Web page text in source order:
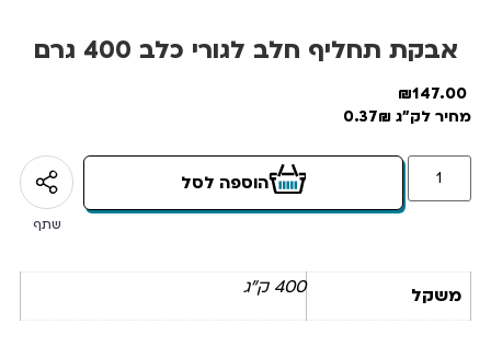
אבקת תחליף חלב לגורי כלב 400 גרם
147.00
₪
מחיר לק"ג 0.37₪
הוספה לסל
שתף
משקל 400 ק"ג